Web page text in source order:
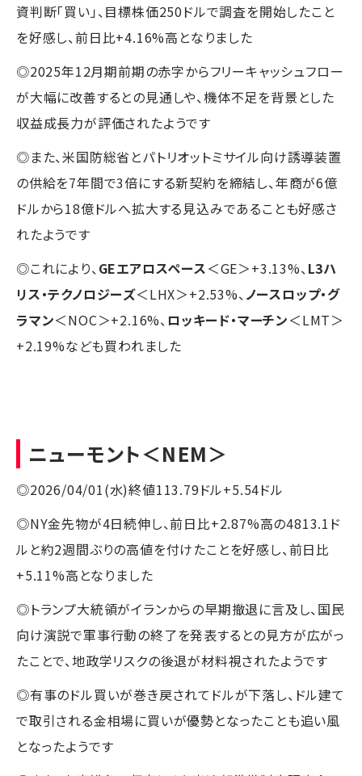
資判断「買い」、目標株価250ドルで調査を開始したこと
を好感し、前日比+4.16%高となりました
◎2025年12月期前期の赤字からフリーキャッシュフロー
が大幅に改善するとの見通しや、機体不足を背景とした
収益成長力が評価されたようです
◎また、米国防総省とパトリオットミサイル向け誘導装置
の供給を7年間で3倍にする新契約を締結し、年商が6億
ドルから18億ドルへ拡大する見込みであることも好感さ
れたようです
◎これにより、 GEエアロスペース＜GE＞+3.13%、 L3ハ
リス・テクノロジーズ＜LHX＞+2.53%、 ノースロップ・グ
ラマン＜NOC＞+2.16%、 ロッキード・マーチン＜LMT＞
+2.19%なども買われました
ニューモント＜NEM＞
◎2026/04/01(水)終値113.79ドル+5.54ドル
◎NY金先物が4日続伸し、前日比+2.87%高の4813.1ド
ルと約2週間ぶりの高値を付けたことを好感し、前日比
+5.11%高となりました
◎トランプ大統領がイランからの早期撤退に言及し、国民
向け演説で軍事行動の終了を発表するとの見方が広がっ
たことで、地政学リスクの後退が材料視されたようです
◎有事のドル買いが巻き戻されてドルが下落し、ドル建て
で取引される金相場に買いが優勢となったことも追い風
となったようです